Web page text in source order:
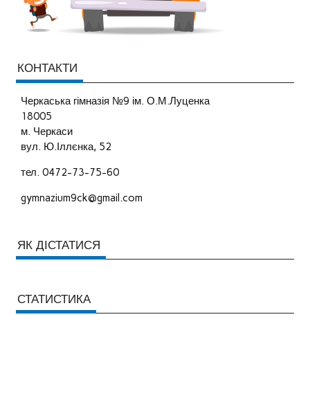
КОНТАКТИ
Черкаська гімназія №9 ім. О.М.Луценка
18005
м. Черкаси
вул. Ю.Іллєнка, 52
тел. 0472-73-75-60
gymnazium9ck@gmail.com
ЯК ДІСТАТИСЯ
СТАТИСТИКА